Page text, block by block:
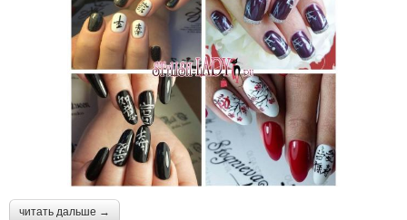
читать дальше →